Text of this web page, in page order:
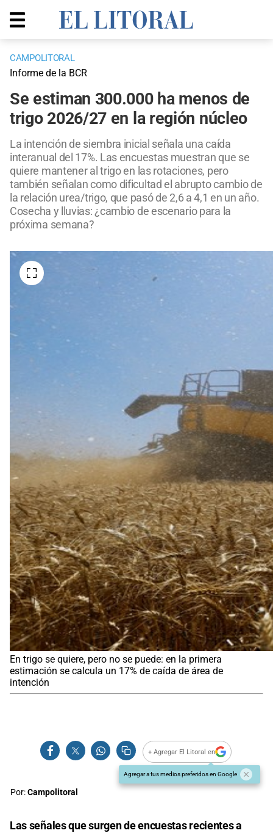
CAMPOLITORAL
Informe de la BCR
Se estiman 300.000 ha menos de
trigo 2026/27 en la región núcleo
La intención de siembra inicial señala una caída
interanual del 17%. Las encuestas muestran que se
quiere mantener al trigo en las rotaciones, pero
también señalan como dificultad el abrupto cambio de
la relación urea/trigo, que pasó de 2,6 a 4,1 en un año.
Cosecha y lluvias: ¿cambio de escenario para la
próxima semana?
En trigo se quiere, pero no se puede: en la primera
estimación se calcula un 17% de caída de área de
intención
+ Agregar El Litoral en
Agregar a tus medios preferidos en Google
Por:Campolitoral
Las señales que surgen de encuestas recientes a